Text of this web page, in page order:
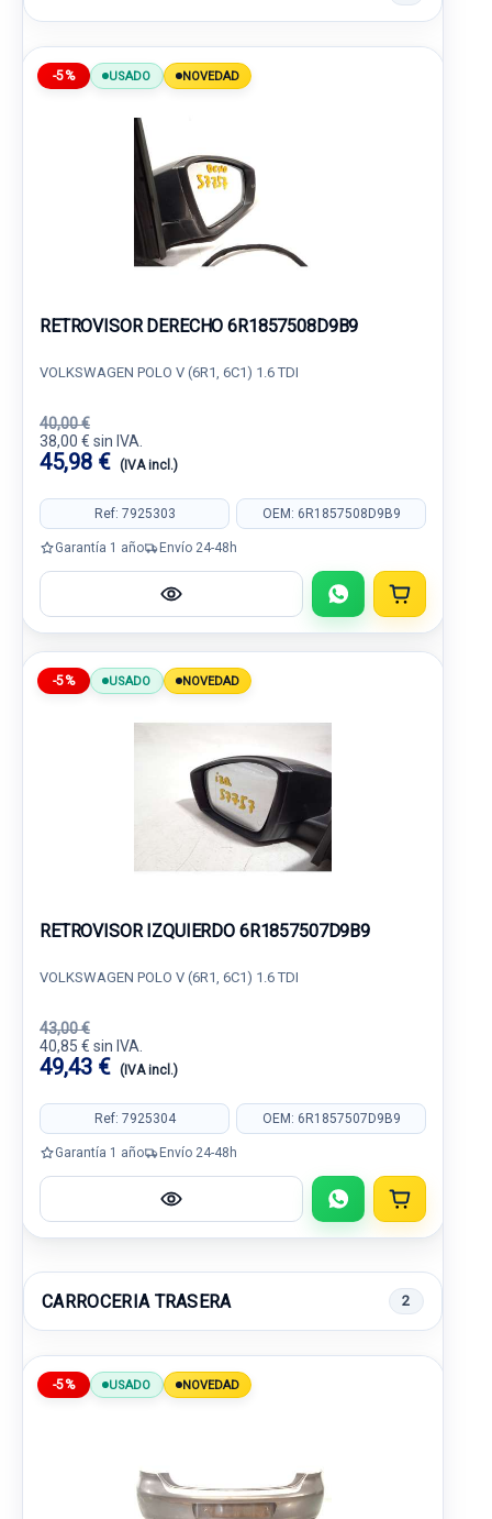
-5% USADO NOVEDAD
RETROVISOR DERECHO 6R1857508D9B9
VOLKSWAGEN POLO V (6R1, 6C1) 1.6 TDI
40,00 €
38,00 € sin IVA.
45,98 € (IVA incl.)
Ref: 7925303 OEM: 6R1857508D9B9
Garantía 1 año Envío 24-48h
-5% USADO NOVEDAD
RETROVISOR IZQUIERDO 6R1857507D9B9
VOLKSWAGEN POLO V (6R1, 6C1) 1.6 TDI
43,00 €
40,85 € sin IVA.
49,43 € (IVA incl.)
Ref: 7925304 OEM: 6R1857507D9B9
Garantía 1 año Envío 24-48h
CARROCERIA TRASERA 2
-5% USADO NOVEDAD